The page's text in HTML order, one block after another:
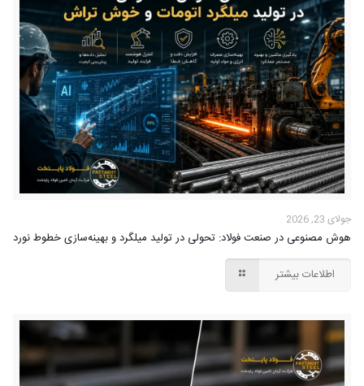
جولای 23, 2026
هوش مصنوعی در صنعت فولاد: تحولی در تولید میلگرد و بهینه‌سازی خطوط نورد
اطلاعات بیشتر